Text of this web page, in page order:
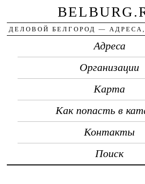
ДЕЛОВОЙ БЕЛГОРОД —
Адреса
Организации
Карта
Как попасть в
Контакты
Поиск